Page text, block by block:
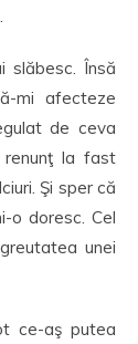
Însă
mi afecteze
de ceva
renunţ la fast
Şi sper că
o doresc. Cel
unei
ce-aş putea